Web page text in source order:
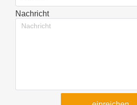
Nachricht